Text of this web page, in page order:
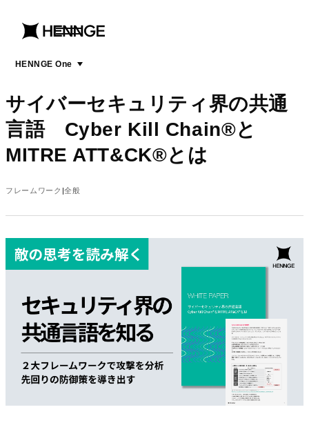
menu
open
HENNGE Onemenu
サイバーセキュリティ界の共通
言語 Cyber Kill Chain®と
MITRE ATT&CK®とは
フレームワーク 全般